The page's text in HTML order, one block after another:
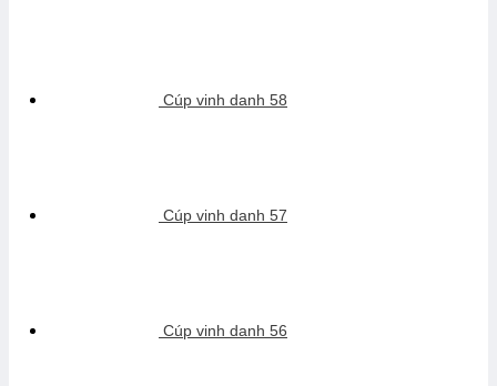
Cúp vinh danh 58
Cúp vinh danh 57
Cúp vinh danh 56